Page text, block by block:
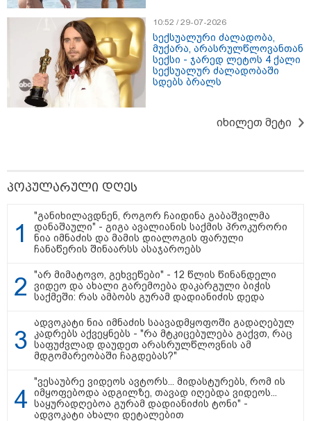
მნიშვნელოვანი ინფორმაცია
Hisense წარმოგიდგენთ გზავნილს "ინოვაციები
უკეთესი ცხოვრებისათვის" FIFA-ს 2026 წლის
მსოფლიო ჩემპიონატზე™
10:52 / 29-07-2026
სექსუალური ძალადობა,
მუქარა, არასრულწლოვანთან
სექსი - ჯარედ ლეტოს 4 ქალი
სექსუალურ ძალადობაში
სდებს ბრალს
იხილეთ მეტი
პოპულარული დღეს
"განიხილავდნენ, როგორ ჩაიდინა გაბაშვილმა
დანაშაული" - გიგა ავალიანის საქმის პროკურორი
ნია იმნაძის და მამის დიალოგის ფარული
ჩანაწერის შინაარსს ასაჯაროებს
"არ მიმატოვო, გეხვეწები" - 12 წლის წინანდელი
ვიდეო და ახალი გარემოება დაკარგული ბიჭის
საქმეში: რას ამბობს გურამ დადიანიძის დედა
ადვოკატი ნია იმნაძის საავადმყოფოში გადაღებულ
კადრებს აქვეყნებს - "რა მტკიცებულება გაქვთ, რაც
საფუძვლად დაუდეთ არასრულწლოვნის ამ
მდგომარეობაში ჩაგდებას?"
"ვესაუბრე ვიდეოს ავტორს... მიდასტურებს, რომ ის
იმყოფებოდა ადგილზე, თავად იღებდა ვიდეოს...
საყურადღებოა გურამ დადიანიძის ტონი" -
ადვოკატი ახალი დეტალებით